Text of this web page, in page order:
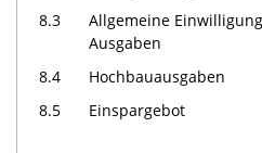
8.3
Allgemeine
Ausgaben
8.4
Hochbauausgaben
8.5
Einspargebot